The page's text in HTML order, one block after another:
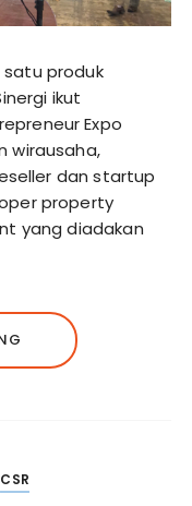
satu produk
ikut
Expo
wirausaha,
dan startup
property
yang diadakan
CSR